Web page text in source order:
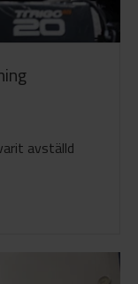
avställd